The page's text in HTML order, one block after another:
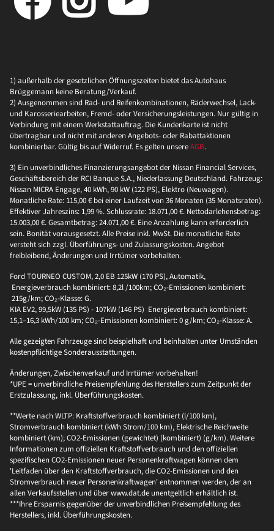
1) außerhalb der gesetzlichen Öffnungszeiten bietet das Autohaus
Brüggemann keine Beratung/Verkauf.
2) Ausgenommen sind Rad- und Reifenkombinationen, Räderwechsel, Lack-
und Karosseriearbeiten, Fremd- oder Versicherungsleistungen. Nur gültig in
Verbindung mit einem Werkstattauftrag. Die Kundenkarte ist nicht
übertragbar und nicht mit anderen Angebots- oder Rabattaktionen
kombinierbar. Gültig bis auf Widerruf. Es gelten unsereAGB.
3) Ein unverbindliches Finanzierungsangebot der Nissan Financial Services,
Geschäftsbereich der RCI Banque S.A., Niederlassung Deutschland. Fahrzeug:
Nissan MICRA Engage, 40 kWh, 90 kW (122 PS), Elektro (Neuwagen).
Monatliche Rate: 115,00 € bei einer Laufzeit von 36 Monaten (35 Monatsraten).
Effektiver Jahreszins: 1,99 %. Schlussrate: 18.071,00 €. Nettodarlehensbetrag:
15.003,00 €. Gesamtbetrag: 24.071,00 €. Eine Anzahlung kann erforderlich
sein. Bonität vorausgesetzt. Alle Preise inkl. MwSt. Die monatliche Rate
versteht sich zzgl. Überführungs- und Zulassungskosten. Angebot
freibleibend, Änderungen und Irrtümer vorbehalten.
Ford TOURNEO CUSTOM, 2,0 EB 125kW (170 PS), Automatik,
Energieverbrauch kombiniert: 8,2l /100km; CO₂-Emissionen kombiniert:
215g/km; CO₂-Klasse: G.
KIA EV2, 99,5kW (135 PS) - 107kW (146 PS) Energieverbrauch kombiniert:
15,1–16,3 kWh/100 km; CO₂-Emissionen kombiniert: 0 g/km; CO₂-Klasse: A.
Alle gezeigten Fahrzeuge sind beispielhaft und beinhalten unter Umständen
kostenpflichtige Sonderausstattungen.
Änderungen, Zwischenverkauf und Irrtümer vorbehalten!
*UPE = unverbindliche Preisempfehlung des Herstellers zum Zeitpunkt der
Erstzulassung, inkl. Überführungskosten.
**Werte nach WLTP: Kraftstoffverbrauch kombiniert (l/100 km),
Stromverbrauch kombiniert (kWh Strom/100 km), Elektrische Reichweite
kombiniert (km); CO2-Emissionen (gewichtet) (kombiniert) (g/km). Weitere
Informationen zum offiziellen Kraftstoffverbrauch und den offiziellen
spezifischen CO2-Emissionen neuer Personenkraftwagen können dem
'Leitfaden über den Kraftstoffverbrauch, die CO2-Emissionen und den
Stromverbrauch neuer Personenkraftwagen' entnommen werden, der an
allen Verkaufsstellen und über www.dat.de unentgeltlich erhältlich ist.
***Ihre Ersparnis gegenüber der unverbindlichen Preisempfehlung des
Herstellers, inkl. Überführungskosten.